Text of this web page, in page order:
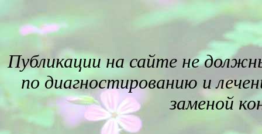
Публикации на сайте не
по диагностированию и
заменой